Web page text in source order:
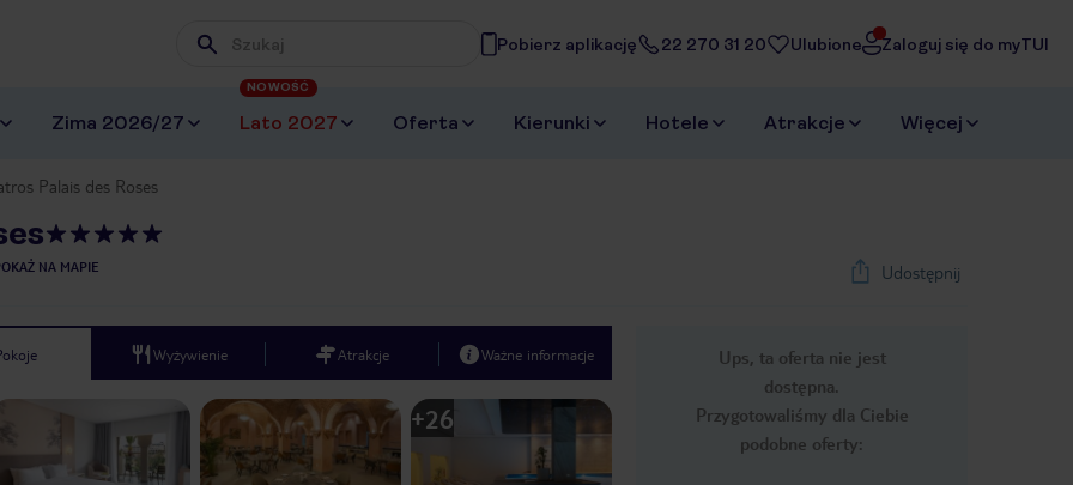
Wpisz frazę, której szukasz
Pobierz aplikację 22 270 31 20 Ulubione Zaloguj się do myTUI
Zima 2026/27 Lato 2027
NOWOŚĆ
Oferta Kierunki Hotele Atrakcje Więcej
Palais des Roses
NA MAPIE Udostępnij
Ups, ta oferta nie jest
dostępna.
Przygotowaliśmy dla Ciebie
podobne oferty:
Wyżywienie Atrakcje Ważne informacje
Next slide
1 /32
+26